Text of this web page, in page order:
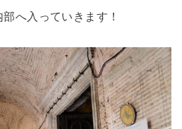
へ入っていきます！